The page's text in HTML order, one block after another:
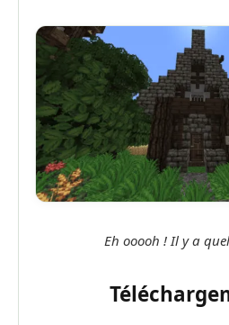
Eh ooooh ! Il y a